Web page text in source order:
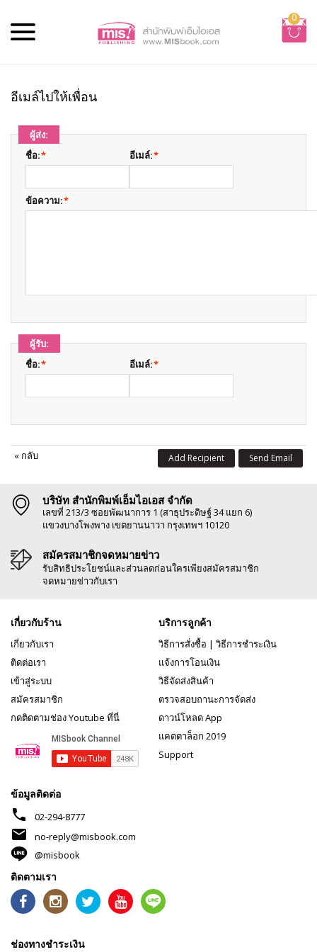
0
อีเมล์ไปให้เพื่อน
ผู้ส่ง:
*
ชื่อ: *
อีเมล์:
*
ข้อความ:
ผู้รับ:
*
ชื่อ: *
อีเมล์:
« กลับ Send Email
Add Recipient
บริษัท สำนักพิมพ์เอ็มไอเอส จำกัด
เลขที่ 213/3 ซอยพัฒนาการ 1 (สาธุประดิษฐ์ 34 แยก 6)
แขวงบางโพงพาง เขตยานนาวา กรุงเทพฯ 10120
สมัครสมาชิกจดหมายข่าว
รับสิทธิประโยชน์และส่วนลดก่อนใครเพียงสมัครสมาชิก
จดหมายข่าวกับเรา
เกี่ยวกับร้าน
เกี่ยวกับเรา
ติดต่อเรา
เข้าสู่ระบบ
สมัครสมาชิก
กดติดตามช่อง Youtube ที่นี่
บริการลูกค้า
วิธีการสั่งซื้อ | วิธีการชำระเงิน
แจ้งการโอนเงิน
วิธีจัดส่งสินค้า
ตรวจสอบถานะการจัดส่ง
ดาวน์โหลด App
แคตตาล็อก 2019
Support
ข้อมูลติดต่อ
phone 02-294-8777
mail
no-reply@misbook.com
@misbook
ติดตามเรา
ช่องทางชำระเงิน